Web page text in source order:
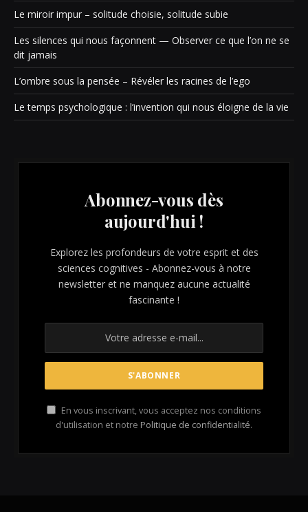
Le miroir impur – solitude choisie, solitude subie
Les silences qui nous façonnent — Observer ce que l’on ne se
dit jamais
L’ombre sous la pensée – Révéler les racines de l’ego
Le temps psychologique : l’invention qui nous éloigne de la vie
Abonnez-vous dès
aujourd'hui !
Explorez les profondeurs de votre esprit et des
sciences cognitives - Abonnez-vous à notre
newsletter et ne manquez aucune actualité
fascinante !
En vous inscrivant, vous acceptez nos conditions
d'utilisation et notre Politique de confidentialité.